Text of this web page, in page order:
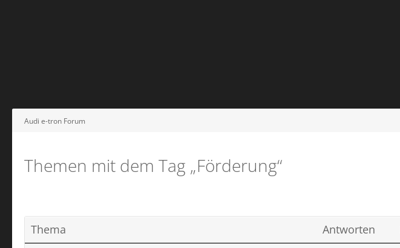
Audi e-tron Forum
Themen mit dem Tag „Förderung“
Thema Antworten